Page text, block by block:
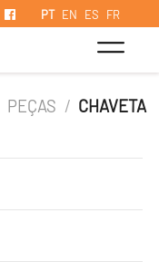
PT EN ES FR
PEÇAS / CHAVETA